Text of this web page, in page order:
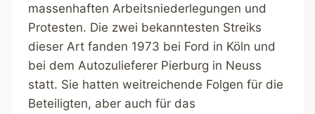
massenhaften Arbeitsniederlegungen und
Protesten. Die zwei bekanntesten Streiks
dieser Art fanden 1973 bei Ford in Köln und
bei dem Autozulieferer Pierburg in Neuss
statt. Sie hatten weitreichende Folgen für die
Beteiligten, aber auch für das